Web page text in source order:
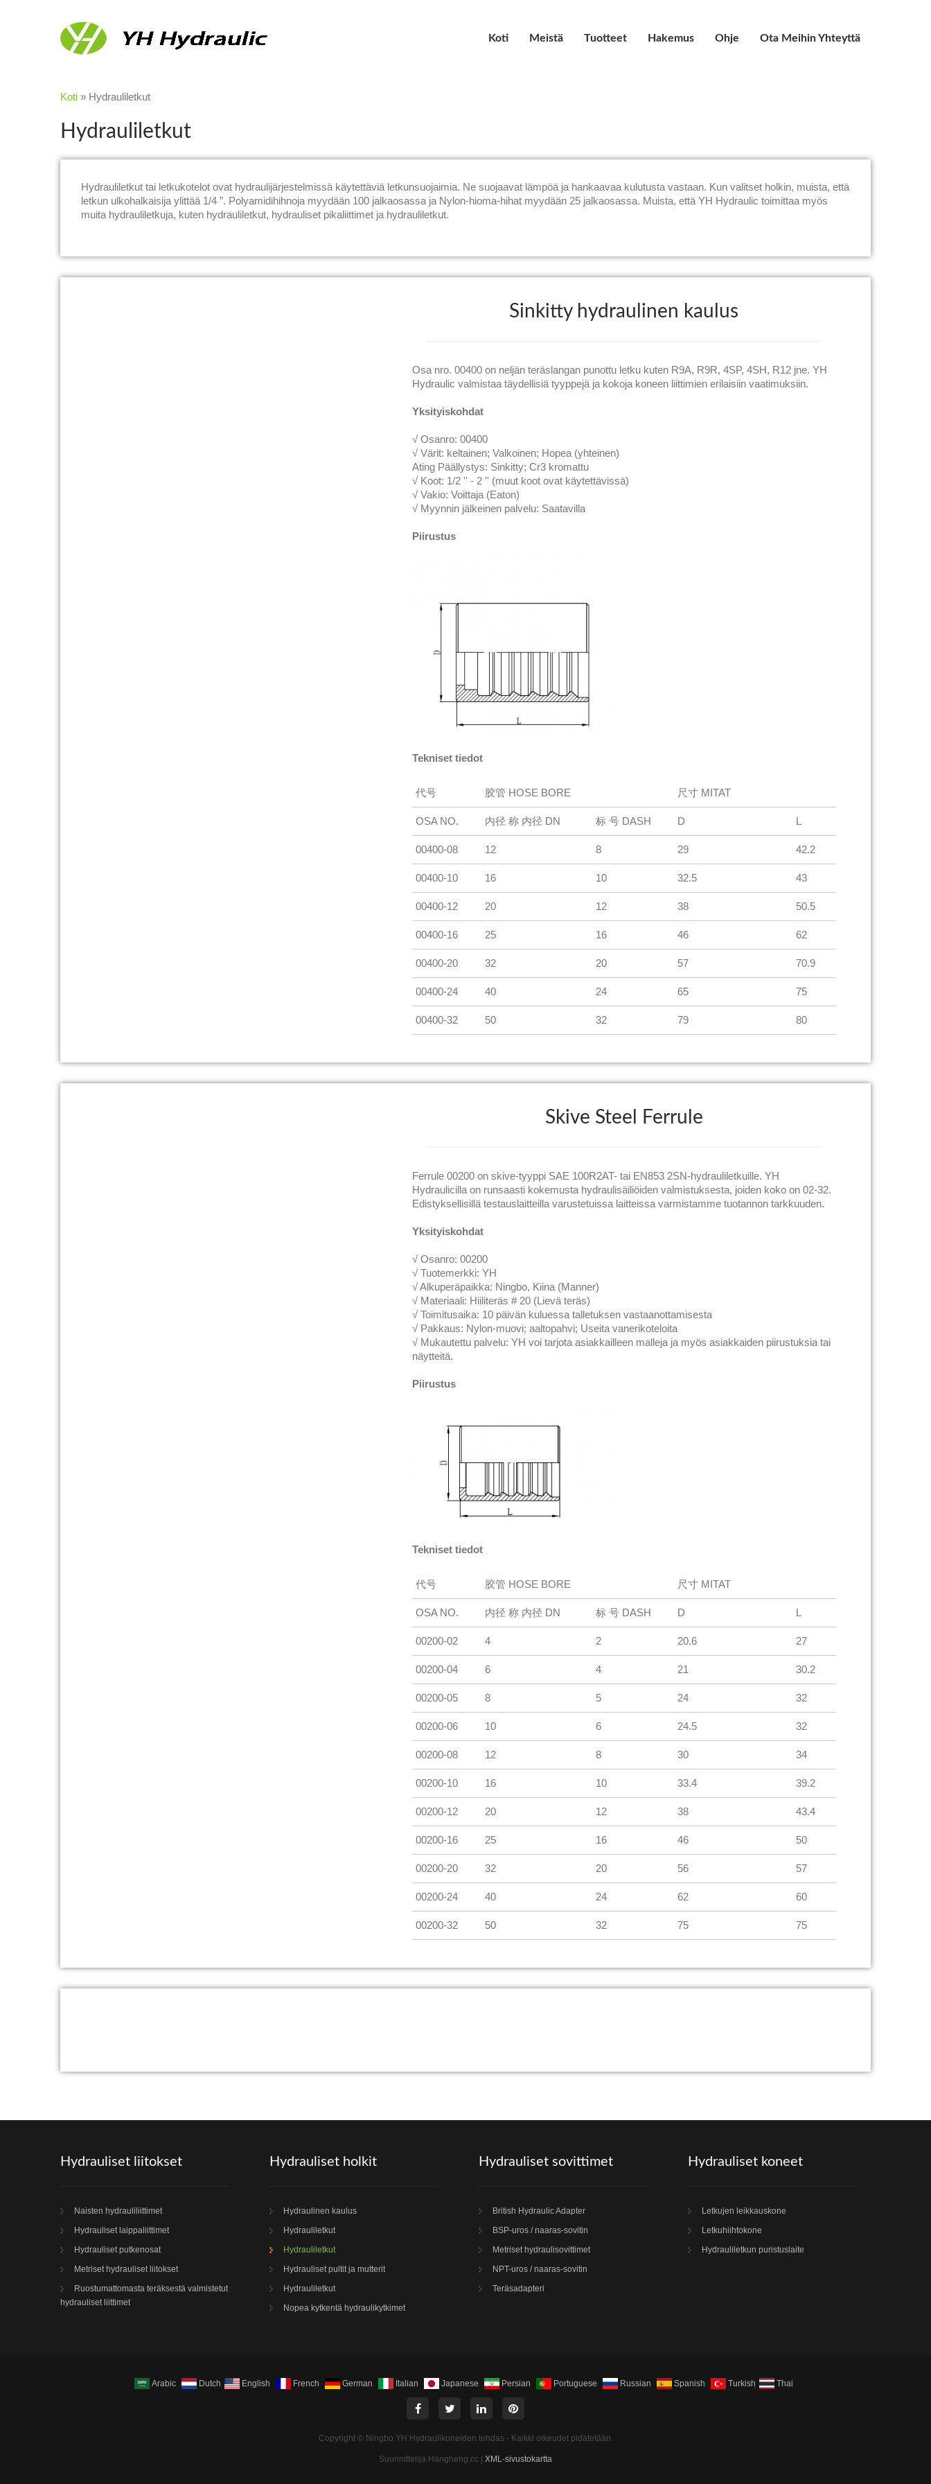
Koti Meistä Tuotteet Hakemus Ohje Ota Meihin Yhteyttä
Koti » Hydrauliletkut
Hydrauliletkut
Hydrauliletkut tai letkukotelot ovat hydraulijärjestelmissä käytettäviä letkunsuojaimia. Ne suojaavat lämpöä ja hankaavaa kulutusta vastaan. Kun valitset holkin, muista, että
letkun ulkohalkaisija ylittää 1/4 ”. Polyamidihihnoja myydään 100 jalkaosassa ja Nylon-hioma-hihat myydään 25 jalkaosassa. Muista, että YH Hydraulic toimittaa myös
muita hydrauliletkuja, kuten hydrauliletkut, hydrauliset pikaliittimet ja hydrauliletkut.
Sinkitty hydraulinen kaulus
Osa nro. 00400 on neljän teräslangan punottu letku kuten R9A, R9R, 4SP, 4SH, R12 jne. YH
Hydraulic valmistaa täydellisiä tyyppejä ja kokoja koneen liittimien erilaisiin vaatimuksiin.
Yksityiskohdat
√ Osanro: 00400
√ Värit: keltainen; Valkoinen; Hopea (yhteinen)
Ating Päällystys: Sinkitty; Cr3 kromattu
√ Koot: 1/2 '' - 2 '' (muut koot ovat käytettävissä)
√ Vakio: Voittaja (Eaton)
√ Myynnin jälkeinen palvelu: Saatavilla
Piirustus
Tekniset tiedot
代号 胶管 HOSE BORE 尺寸 MITAT
OSA NO. 内径 称 内径 DN 标 号 DASH D L
00400-08 12 8 29 42.2
00400-10 16 10 32.5 43
00400-12 20 12 38 50.5
00400-16 25 16 46 62
00400-20 32 20 57 70.9
00400-24 40 24 65 75
00400-32 50 32 79 80
Skive Steel Ferrule
Ferrule 00200 on skive-tyyppi SAE 100R2AT- tai EN853 2SN-hydrauliletkuille. YH
Hydraulicilla on runsaasti kokemusta hydraulisäiliöiden valmistuksesta, joiden koko on 02-32.
Edistyksellisillä testauslaitteilla varustetuissa laitteissa varmistamme tuotannon tarkkuuden.
Yksityiskohdat
√ Osanro: 00200
√ Tuotemerkki: YH
√ Alkuperäpaikka: Ningbo, Kiina (Manner)
√ Materiaali: Hiiliteräs # 20 (Lievä teräs)
√ Toimitusaika: 10 päivän kuluessa talletuksen vastaanottamisesta
√ Pakkaus: Nylon-muovi; aaltopahvi; Useita vanerikoteloita
√ Mukautettu palvelu: YH voi tarjota asiakkailleen malleja ja myös asiakkaiden piirustuksia tai
näytteitä.
Piirustus
Tekniset tiedot
代号 胶管 HOSE BORE 尺寸 MITAT
OSA NO. 内径 称 内径 DN 标 号 DASH D L
00200-02 4 2 20.6 27
00200-04 6 4 21 30.2
00200-05 8 5 24 32
00200-06 10 6 24.5 32
00200-08 12 8 30 34
00200-10 16 10 33.4 39.2
00200-12 20 12 38 43.4
00200-16 25 16 46 50
00200-20 32 20 56 57
00200-24 40 24 62 60
00200-32 50 32 75 75
Hydrauliset liitokset
Naisten hydrauliliittimet
Hydrauliset laippaliittimet
Hydrauliset putkenosat
Metriset hydrauliset liitokset
Ruostumattomasta teräksestä valmistetut
hydrauliset liittimet
Hydrauliset holkit
Hydraulinen kaulus
Hydrauliletkut
Hydrauliletkut
Hydrauliset pultit ja mutterit
Hydrauliletkut
Nopea kytkentä hydraulikytkimet
Hydrauliset sovittimet
British Hydraulic Adapter
BSP-uros / naaras-sovitin
Metriset hydraulisovittimet
NPT-uros / naaras-sovitin
Teräsadapteri
Hydrauliset koneet
Letkujen leikkauskone
Letkuhiihtokone
Hydrauliletkun puristuslaite
Arabic Dutch English French German Italian Japanese Persian Portuguese Russian Spanish Turkish Thai
Copyright © Ningbo YH Hydraulikoneiden tehdas - Kaikki oikeudet pidätetään.
Suunnittelija Hangheng.cc | XML-sivustokartta